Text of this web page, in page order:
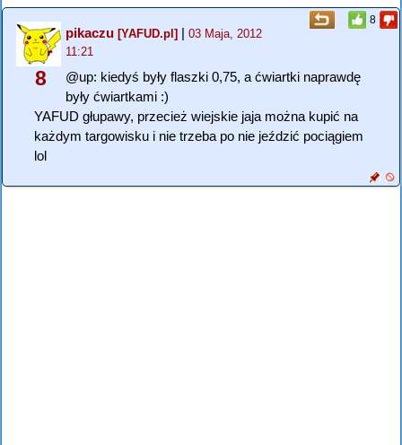
8
8
pikaczu [YAFUD.pl] | 03 Maja, 2012
11:21
@up: kiedyś były flaszki 0,75, a ćwiartki naprawdę
były ćwiartkami :)
YAFUD głupawy, przecież wiejskie jaja można kupić na
każdym targowisku i nie trzeba po nie jeździć pociągiem
lol